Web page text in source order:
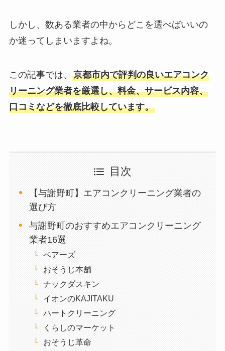
しかし、数ある業者の中からどこを選べばいいの
か迷ってしまいますよね。
この記事では、 京都市内で評判の良いエアコンク
リーニング業者を厳選し、料金、サービス内容、
口コミなどを徹底比較しています。
目次
【与謝野町】エアコンクリーニング業者の
選び方
与謝野町のおすすめエアコンクリーニング
業者16選
ベアーズ
おそうじ本舗
ナックダスキン
イオンのKAJITAKU
ハートクリーニング
くらしのマーケット
おそうじ革命